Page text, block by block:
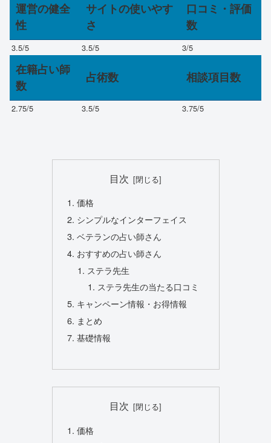
運営の健全
性
サイトの使いやす
さ
口コミ・評価
数
3.5/5 3.5/5 3/5
在籍占い師
数
占術数 相談項目数
2.75/5 3.5/5 3.75/5
目次
価格
シンプルなインターフェイス
ベテランの占い師さん
おすすめの占い師さん
ステラ先生
ステラ先生の当たる口コミ
キャンペーン情報・お得情報
まとめ
基礎情報
目次
価格